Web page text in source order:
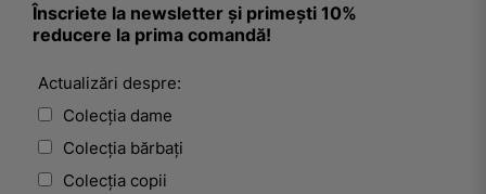
Înscriete la newsletter și primești 10%
reducere la prima comandă!
Actualizări despre:
Colecția dame
Colecția bărbați
Colecția copii